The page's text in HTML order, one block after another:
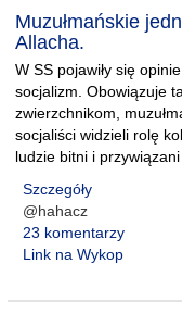
Muzułmańskie
Allacha.
W SS pojawiły się
socjalizm. Obowiązuje
zwierzchnikom,
socjaliści widzieli rolę
ludzie bitni i
Szczegóły
@hahacz
23 komentarzy
Link na Wykop